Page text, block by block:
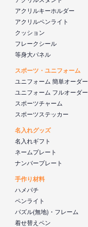
アクリルキーホルダー
アクリルペンライト
クッション
フレークシール
等身大パネル
スポーツ・ユニフォーム
ユニフォーム 簡単オーダー
ユニフォーム フルオーダー
スポーツチャーム
スポーツステッカー
名入れグッズ
名入れギフト
ネームプレート
ナンバープレート
手作り材料
ハメパチ
ペンライト
パズル(無地)・フレーム
着せ替えペン